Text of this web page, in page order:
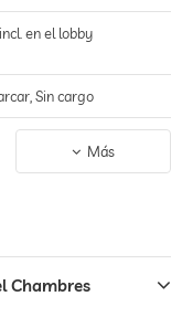
en el lobby
Sin cargo
Más
Chambres